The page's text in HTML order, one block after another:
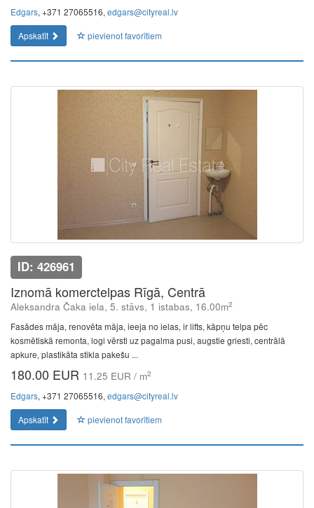
Edgars, +371 27065516, edgars@cityreal.lv
Apskatīt
pievienot favorītiem
ID: 426961
Iznomā komerctelpas Rīgā, Centrā
Aleksandra Čaka iela, 5. stāvs, 1 istabas, 16.00m2
Fasādes māja, renovēta māja, ieeja no ielas, ir lifts, kāpņu telpa pēc
kosmētiskā remonta, logi vērsti uz pagalma pusi, augstie griesti, centrālā
apkure, plastikāta stikla pakešu ...
180.00 EUR 11.25 EUR / m2
Edgars, +371 27065516, edgars@cityreal.lv
Apskatīt
pievienot favorītiem